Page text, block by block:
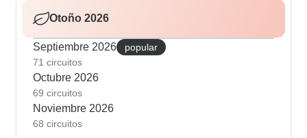
Otoño 2026
Septiembre 2026
popular
71 circuitos
Octubre 2026
69 circuitos
Noviembre 2026
68 circuitos